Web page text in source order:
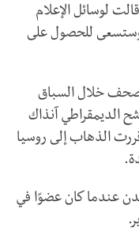
لوسائل الإعلام
وستسعى للحصول على
خلال السباق
المرشح الديمقراطي آنذاك
الذهاب إلى روسيا
بايدن عندما كان عضوًا في